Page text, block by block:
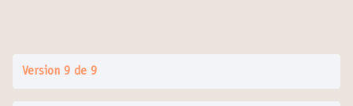
Version 9 de 9